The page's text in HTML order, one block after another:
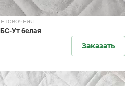
Ут белая
Заказать